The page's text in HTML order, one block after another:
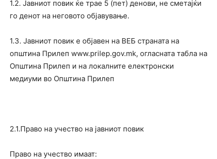
1.2. Јавниот повик ќе трае 5 (пет) денови, не сметајќи
го денот на неговото објавување.
1.3. Јавниот повик е објавен на ВЕБ страната на
општина Прилеп www.prilep.gov.mk, огласната табла на
Општина Прилеп и на локалните електронски
медиуми во Општина Прилеп
2.1.Право на учество на јавниот повик
Право на учество имаат: